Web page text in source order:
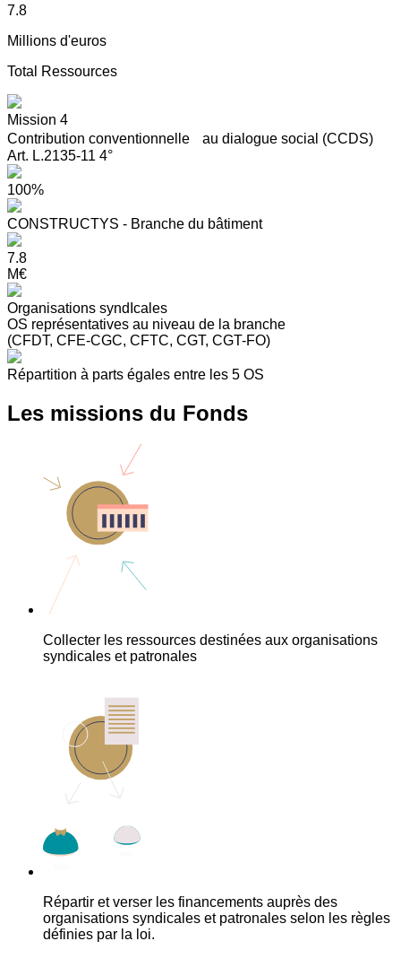
7.8
Millions d'euros
Total Ressources
Mission 4
Contribution conventionnelle au dialogue social (CCDS)
Art. L.2135-11 4°
100%
CONSTRUCTYS - Branche du bâtiment
7.8
M€
Organisations syndIcales
OS représentatives au niveau de la branche
(CFDT, CFE-CGC, CFTC, CGT, CGT-FO)
Répartition à parts égales entre les 5 OS
Les missions du Fonds
Collecter les ressources destinées aux organisations
syndicales et patronales
Répartir et verser les financements auprès des
organisations syndicales et patronales selon les règles
définies par la loi.